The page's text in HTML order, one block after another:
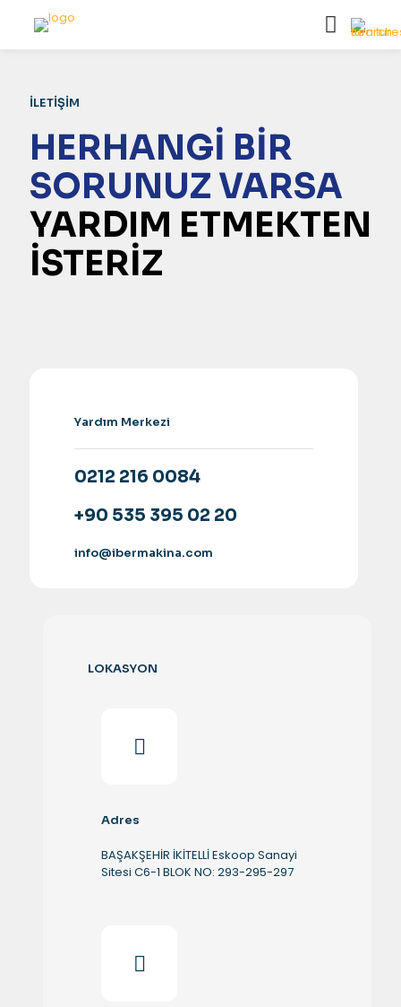
İLETİŞİM
HERHANGİ BİR
SORUNUZ VARSA
YARDIM ETMEKTEN
İSTERİZ
Yardım Merkezi
0212 216 0084
+90 535 395 02 20
info@ibermakina.com
LOKASYON
Adres
BAŞAKŞEHİR İKİTELLİ Eskoop Sanayi
Sitesi C6-1 BLOK NO: 293-295-297